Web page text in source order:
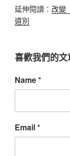
延伸閱讀： 改變
道別
喜歡我們的文
Name*
Email*